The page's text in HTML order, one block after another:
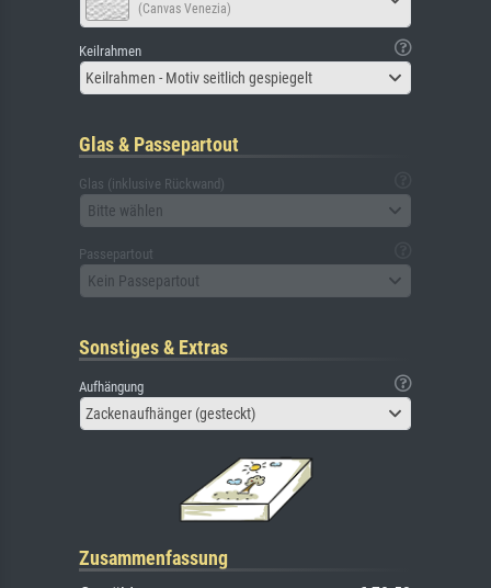
(Canvas Venezia)
Keilrahmen
Keilrahmen - Motiv seitlich gespiegelt
Glas & Passepartout
Glas (inklusive Rückwand)
Bitte wählen
Passepartout
Kein Passepartout
Sonstiges & Extras
Aufhängung
Zackenaufhänger (gesteckt)
Zusammenfassung